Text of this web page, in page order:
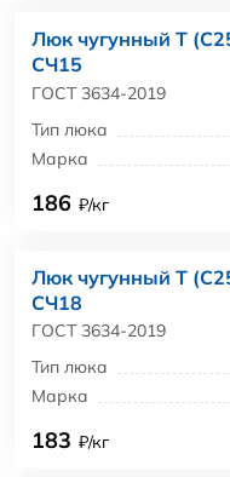
Люк чугунный Т
СЧ15
ГОСТ 3634-2019
Тип люка
Марка
186 ₽/кг
Люк чугунный Т
СЧ18
ГОСТ 3634-2019
Тип люка
Марка
183 ₽/кг